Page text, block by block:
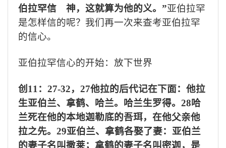
伯拉罕信 神，这就算为他的义。”亚伯拉罕
是怎样信的呢？我们再一次来查考亚伯拉罕
的信心。
亚伯拉罕信心的开始：放下世界
创 11 ： 27-32， 27他拉的后代记在下面：他拉
生亚伯兰、拿鹤、哈兰。哈兰生罗得。 28哈
兰死在他的本地迦勒底的吾珥，在他父亲他
拉之先。 29亚伯兰、拿鹤各娶了妻：亚伯兰
的妻子名叫撒莱；拿鹤的妻子名叫密迦，是